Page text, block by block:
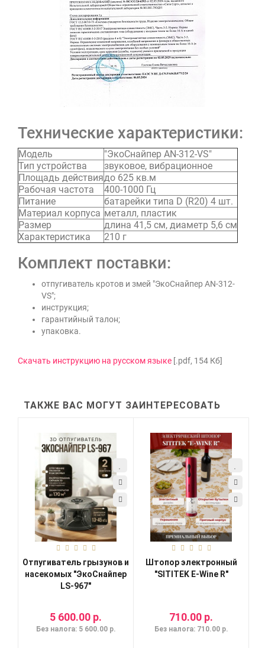
Технические характеристики:
Модель
"ЭкоСнайпер AN-312-VS"
Тип устройства
звуковое, вибрационное
Площадь действиядо 625 кв.м
Рабочая частота
400-1000 Гц
Питание
батарейки типа D (R20) 4 шт.
Материал корпуса металл, пластик
Размер
длина 41,5 см, диаметр 5,6 см
Характеристика
210 г
Комплект поставки:
отпугиватель кротов и змей "ЭкоСнайпер AN-312-
VS";
инструкция;
гарантийный талон;
упаковка.
Скачать инструкцию на русском языке [.pdf, 154 Кб]
ТАКЖЕ ВАС МОГУТ ЗАИНТЕРЕСОВАТЬ
Отпугиватель грызунов и
насекомых "ЭкоСнайпер
LS-967"
5 600.00 р.
Без налога: 5 600.00 р.
Штопор электронный
"SITITEK E-Wine R"
710.00 р.
Без налога: 710.00 р.